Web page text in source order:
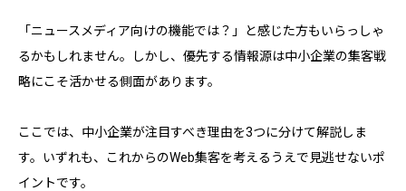
「ニュースメディア向けの機能では？」と感じた方もいらっしゃ
るかもしれません。しかし、優先する情報源は中小企業の集客戦
略にこそ活かせる側面があります。
ここでは、中小企業が注目すべき理由を3つに分けて解説しま
す。いずれも、これからのWeb集客を考えるうえで見逃せないポ
イントです。